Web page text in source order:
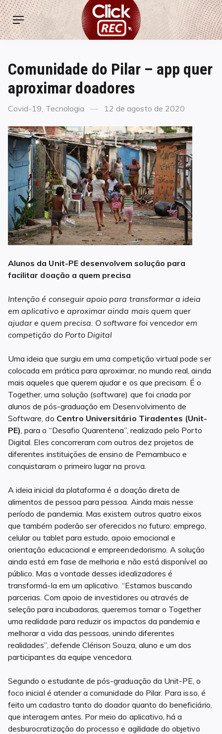
Skip
to
content
ClickREC
Menu
Comunidade do Pilar – app quer
aproximar doadores
Categories
Covid-19, Tecnologia
Posted
12 de agosto de 2020
Alunos da Unit-PE desenvolvem solução para
facilitar doação a quem precisa
Intenção é conseguir apoio para transformar a ideia
em aplicativo e aproximar ainda mais quem quer
ajudar e quem precisa. O software foi vencedor em
competição do Porto Digital
Uma ideia que surgiu em uma competição virtual pode ser
colocada em prática para aproximar, no mundo real, ainda
mais aqueles que querem ajudar e os que precisam. É o
Together, uma solução (software) que foi criada por
alunos de pós-graduação em Desenvolvimento de
Software, do Centro Universitário Tiradentes (Unit-
PE) , para o “Desafio Quarentena”, realizado pelo Porto
Digital. Eles concorreram com outros dez projetos de
diferentes instituições de ensino de Pernambuco e
conquistaram o primeiro lugar na prova.
A ideia inicial da plataforma é a doação direta de
alimentos de pessoa para pessoa. Ainda mais nesse
período de pandemia. Mas existem outros quatro eixos
que também poderão ser oferecidos no futuro: emprego,
celular ou tablet para estudo, apoio emocional e
orientação educacional e empreendedorismo. A solução
ainda está em fase de melhoria e não está disponível ao
público. Mas a vontade desses idealizadores é
transformá-la em um aplicativo. “Estamos buscando
parcerias. Com apoio de investidores ou através de
seleção para incubadoras, queremos tornar o Together
uma realidade para reduzir os impactos da pandemia e
melhorar a vida das pessoas, unindo diferentes
realidades”, defende Clérison Souza, aluno e um dos
participantes da equipe vencedora.
Segundo o estudante de pós-graduação da Unit-PE, o
foco inicial é atender a comunidade do Pilar. Para isso, é
feito um cadastro tanto do doador quanto do beneficiário,
que interagem antes. Por meio do aplicativo, há a
desburocratização do processo e agilidade do objetivo